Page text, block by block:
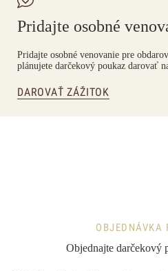
Pridajte osobné
Pridajte osobné venovanie pre
plánujete darčekový poukaz darovať
DAROVAŤ ZÁŽITOK
OBJEDNÁVKA
Objednajte darčekový